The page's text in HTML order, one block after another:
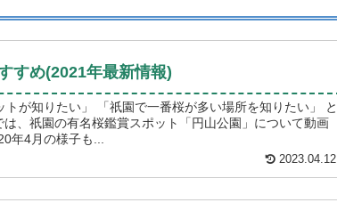
すめ(2021年最新情報)
が知りたい」 「祇園で一番桜が多い場所を知りたい」 と
、祇園の有名桜鑑賞スポット「円山公園」について動画
もちいて紹介します。 2020年4月の様子も...
2023.04.12